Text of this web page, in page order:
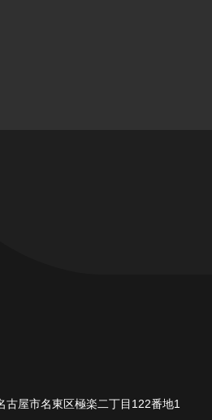
古屋市名東区極楽二丁目122番地1